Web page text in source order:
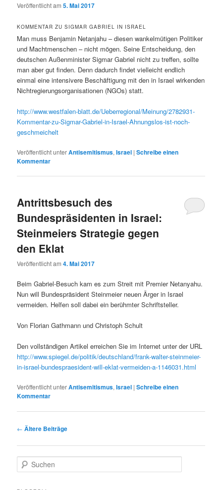
Veröffentlicht am5. Mai 2017
KOMMENTAR ZU SIGMAR GABRIEL IN ISRAEL
Man muss Benjamin Netanjahu – diesen wankelmütigen Politiker
und Machtmenschen – nicht mögen. Seine Entscheidung, den
deutschen Außenminister Sigmar Gabriel nicht zu treffen, sollte
man aber gut finden. Denn dadurch findet vielleicht endlich
einmal eine intensivere Beschäftigung mit den in Israel wirkenden
Nichtregierungsorganisationen (NGOs) statt.
http://www.westfalen-blatt.de/Ueberregional/Meinung/2782931-
Kommentar-zu-Sigmar-Gabriel-in-Israel-Ahnungslos-ist-noch-
geschmeichelt
Veröffentlicht unterAntisemitismus,Israel |Schreibe einen
Kommentar
Antrittsbesuch des
Bundespräsidenten in Israel:
Steinmeiers Strategie gegen
den Eklat
Veröffentlicht am4. Mai 2017
Beim Gabriel-Besuch kam es zum Streit mit Premier Netanyahu.
Nun will Bundespräsident Steinmeier neuen Ärger in Israel
vermeiden. Helfen soll dabei ein berühmter Schriftsteller.
Von Florian Gathmann und Christoph Schult
Den vollständigen Artikel erreichen Sie im Internet unter der URL
http://www.spiegel.de/politik/deutschland/frank-walter-steinmeier-
in-israel-bundespraesident-will-eklat-vermeiden-a-1146031.html
Veröffentlicht unterAntisemitismus,Israel |Schreibe einen
Kommentar
Beitragsnavigation
← Ältere Beiträge
u